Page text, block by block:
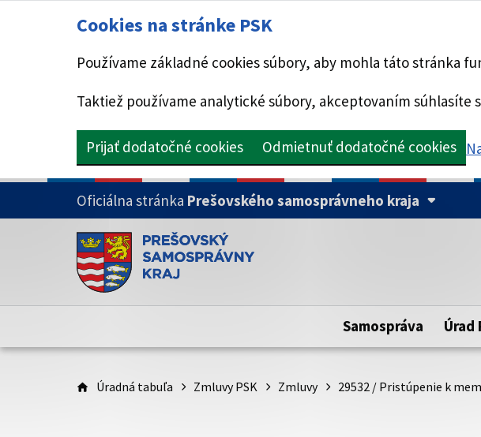
Cookies na stránke PSK
Používame základné cookies súbory, aby mohla táto stránka
Taktiež používame analytické súbory, akceptovaním súhlasíte
Prijať dodatočné cookies Odmietnuť dodatočné cookies
PRESKOČIŤ NA HLAVNÝ OBSAH
Oficiálna stránka Prešovského samosprávneho kraja
Doména psk.sk je oficiálna
Toto je oficiálna webová stránka Prešovského samosprávneho
Samospráva Úrad
Úradná tabuľa Zmluvy PSK Zmluvy 29532 / Pristúpenie k